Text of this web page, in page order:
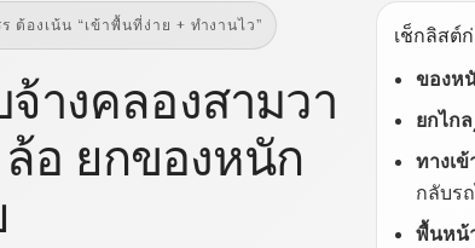
องเน้น “เข้าพื้นที่ง่าย + ทำงานไว”
จ้างคลองสามวา
ล้อ ยกของหนัก
เช็กลิสต์
ของห
ยกไก
ทางเ
กลับร
พื้นหน้